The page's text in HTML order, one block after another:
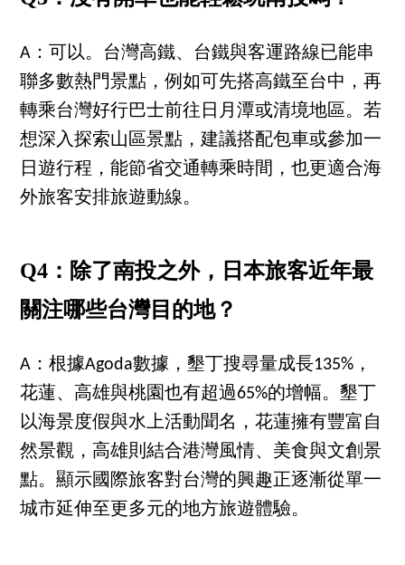
A：可以。台灣高鐵、台鐵與客運路線已能串
聯多數熱門景點，例如可先搭高鐵至台中，再
轉乘台灣好行巴士前往日月潭或清境地區。若
想深入探索山區景點，建議搭配包車或參加一
日遊行程，能節省交通轉乘時間，也更適合海
外旅客安排旅遊動線。
Q4：除了南投之外，日本旅客近年最
關注哪些台灣目的地？
A：根據Agoda數據，墾丁搜尋量成長135%，
花蓮、高雄與桃園也有超過65%的增幅。墾丁
以海景度假與水上活動聞名，花蓮擁有豐富自
然景觀，高雄則結合港灣風情、美食與文創景
點。顯示國際旅客對台灣的興趣正逐漸從單一
城市延伸至更多元的地方旅遊體驗。